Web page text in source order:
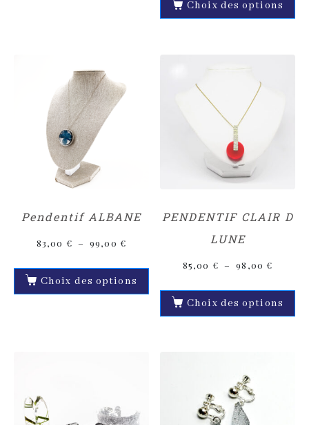
Choix des options
Pendentif ALBANE
83,00 € – 99,00 €
Choix des options
PENDENTIF CLAIR D
LUNE
85,00 € – 98,00 €
Choix des options